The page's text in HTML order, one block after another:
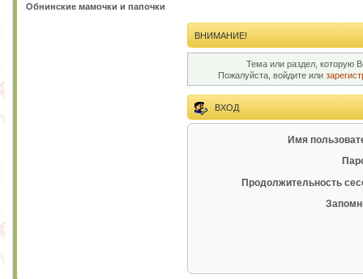
Обнинские мамочки и папочки
ВНИМАНИЕ!
Тема или раздел, которую
Пожалуйста, войдите или
ВХОД
Имя
Продолжительность